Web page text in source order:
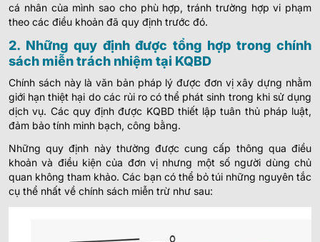
cá nhân của mình sao cho phù hợp, tránh trường hợp vi phạm
theo các điều khoản đã quy định trước đó.
2. Những quy định được tổng hợp trong chính
sách miễn trách nhiệm tại KQBD
Chính sách này là văn bản pháp lý được đơn vị xây dựng nhằm
giới hạn thiệt hại do các rủi ro có thể phát sinh trong khi sử dụng
dịch vụ. Các quy định được KQBD thiết lập tuân thủ pháp luật,
đảm bảo tính minh bạch, công bằng.
Những quy định này thường được cung cấp thông qua điều
khoản và điều kiện của đơn vị nhưng một số người dùng chủ
quan không tham khảo. Các bạn có thể bỏ túi những nguyên tắc
cụ thể nhất về chính sách miễn trừ như sau: